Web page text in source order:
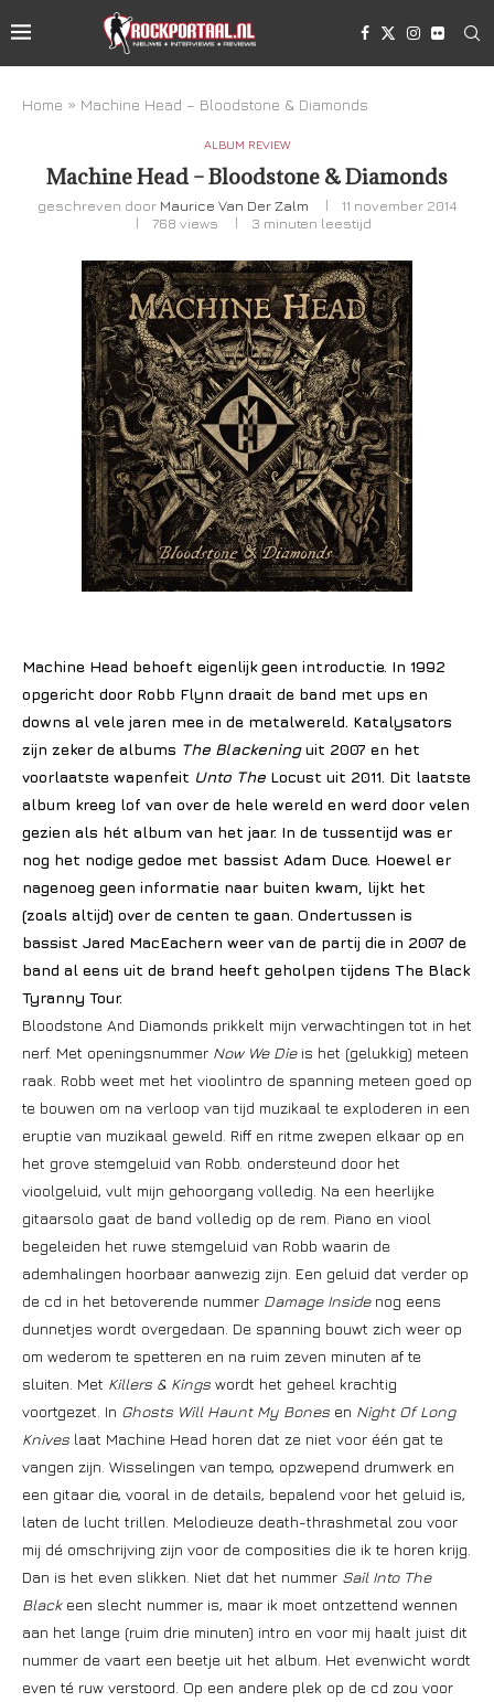
Home » Machine Head – Bloodstone & Diamonds
ALBUM REVIEW
Machine Head – Bloodstone & Diamonds
geschreven door Maurice Van Der Zalm
11 november 2014
768 views 3 minuten leestijd
Machine Head behoeft eigenlijk geen introductie. In 1992
opgericht door Robb Flynn draait de band met ups en
downs al vele jaren mee in de metalwereld. Katalysators
zijn zeker de albums The Blackeninguit 2007 en het
voorlaatste wapenfeit Unto The Locust uit 2011. Dit laatste
album kreeg lof van over de hele wereld en werd door velen
gezien als hét album van het jaar. In de tussentijd was er
nog het nodige gedoe met bassist Adam Duce. Hoewel er
nagenoeg geen informatie naar buiten kwam, lijkt het
(zoals altijd) over de centen te gaan. Ondertussen is
bassist Jared MacEachern weer van de partij die in 2007 de
band al eens uit de brand heeft geholpen tijdens The Black
Tyranny Tour.
Bloodstone And Diamonds prikkelt mijn verwachtingen tot in het
nerf. Met openingsnummer Now We Die is het (gelukkig) meteen
raak. Robb weet met het vioolintro de spanning meteen goed op
te bouwen om na verloop van tijd muzikaal te exploderen in een
eruptie van muzikaal geweld. Riff en ritme zwepen elkaar op en
het grove stemgeluid van Robb. ondersteund door het
vioolgeluid, vult mijn gehoorgang volledig. Na een heerlijke
gitaarsolo gaat de band volledig op de rem. Piano en viool
begeleiden het ruwe stemgeluid van Robb waarin de
ademhalingen hoorbaar aanwezig zijn. Een geluid dat verder op
de cd in het betoverende nummer Damage Inside nog eens
dunnetjes wordt overgedaan. De spanning bouwt zich weer op
om wederom te spetteren en na ruim zeven minuten af te
sluiten. Met Killers & Kings wordt het geheel krachtig
voortgezet. In Ghosts Will Haunt My Bones en Night Of Long
Knives laat Machine Head horen dat ze niet voor één gat te
vangen zijn. Wisselingen van tempo, opzwepend drumwerk en
een gitaar die, vooral in de details, bepalend voor het geluid is,
laten de lucht trillen. Melodieuze death-thrashmetal zou voor
mij dé omschrijving zijn voor de composities die ik te horen krijg.
Dan is het even slikken. Niet dat het nummer Sail Into The
Black een slecht nummer is, maar ik moet ontzettend wennen
aan het lange (ruim drie minuten) intro en voor mij haalt juist dit
nummer de vaart een beetje uit het album. Het evenwicht wordt
even té ruw verstoord. Op een andere plek op de cd zou voor